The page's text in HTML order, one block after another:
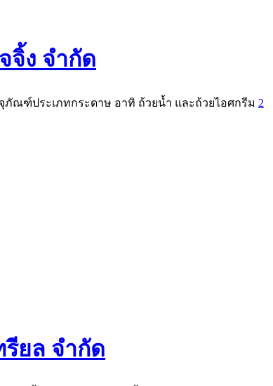
จิ้ง จำกัด
ณฑ์ประเภทกระดาษ อาทิ ถ้วยน้ำ และถ้วยไอศกรีม 2
ยล จำกัด